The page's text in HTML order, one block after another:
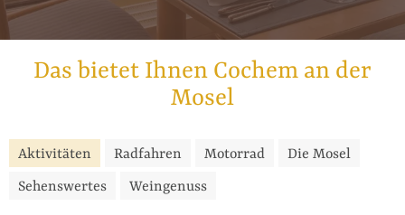
Das bietet Ihnen Cochem an der
Mosel
Aktivitäten Radfahren Motorrad
Die Mosel
Sehenswertes
Weingenuss